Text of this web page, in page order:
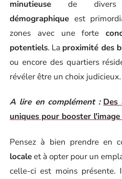
minutieuse de divers
démographique est
zones avec une forte
potentiels. La proximité des
ou encore des quartiers
révéler être un choix judicieux.
A lire en complément : Des
uniques pour booster
Pensez à bien prendre en
localeet à opter pour un
celle-ci est moins présente.